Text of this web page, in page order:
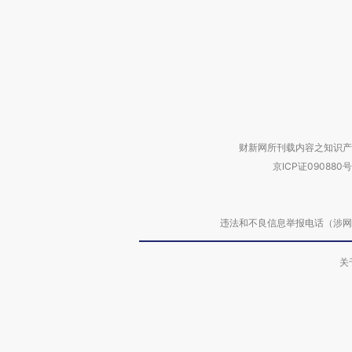
财新网所刊载内容之知识
京ICP证090880号
违法和不良信息举报电话（涉
关